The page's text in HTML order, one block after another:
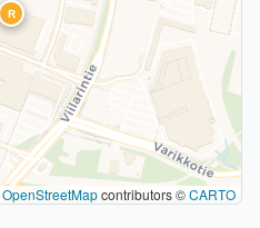
R
OpenStreetMapcontributors ©CARTO